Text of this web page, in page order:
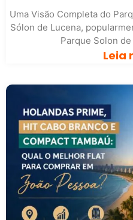
Uma Visão Completa do
Sólon de Lucena,
Parque Solon
Leia